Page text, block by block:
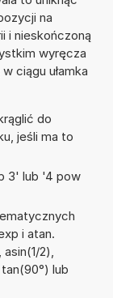
na
i nieskończoną
wyręcza
ciągu ułamka
do
jeśli ma to
3' lub '4 pow
i atan.
2),
lub